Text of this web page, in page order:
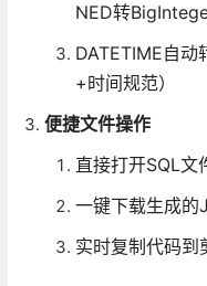
NED转
DATETIME自
+时间规范）
便捷文件操作
直接打开SQL文
一键下载生成的
实时复制代码到